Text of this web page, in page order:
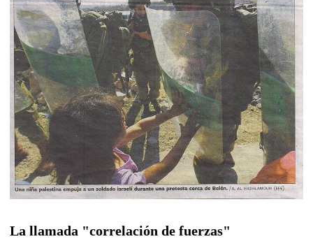
La llamada "correlación de fuerzas"